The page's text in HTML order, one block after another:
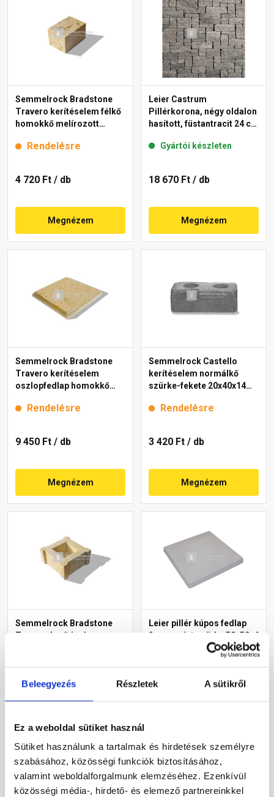
Beleegyezés Részletek A sütikről
Ez a weboldal sütiket használ
Sütiket használunk a tartalmak és hirdetések személyre
szabásához, közösségi funkciók biztosításához,
valamint weboldalforgalmunk elemzéséhez. Ezenkívül
közösségi média-, hirdető- és elemező partnereinkkel
Semmelrock Bradstone
Travero kerítéselem félkő
homokkő melírozott
Rendelésre
4 720 Ft / db
Megnézem
Leier Castrum
Pillérkorona, négy oldalon
hasított, füstantracit 24 cm
Gyártói készleten
18 670 Ft / db
Megnézem
Semmelrock Bradstone
Travero kerítéselem
oszlopfedlap homokkő
Rendelésre
9 450 Ft / db
Megnézem
Semmelrock Castello
kerítéselem normálkő
szürke-fekete 20x40x14
Rendelésre
3 420 Ft / db
Megnézem
Semmelrock Bradstone
Travero kerítéselem
21 250 Ft/ db
Megnézem
Leier pillér kúpos fedlap
finomszórt szürke 50x50x4
Megnézem